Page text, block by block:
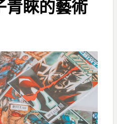
青睞的藝術